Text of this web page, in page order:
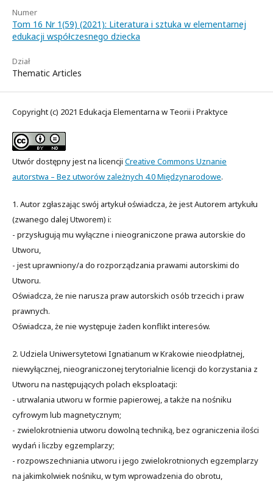
Numer
Tom 16 Nr 1(59) (2021): Literatura i sztuka w elementarnej
edukacji współczesnego dziecka
Dział
Thematic Articles
Copyright (c) 2021 Edukacja Elementarna w Teorii i Praktyce
Utwór dostępny jest na licencji Creative Commons Uznanie
autorstwa – Bez utworów zależnych 4.0 Międzynarodowe.
1. Autor zgłaszając swój artykuł oświadcza, że jest Autorem artykułu
(zwanego dalej Utworem) i:
- przysługują mu wyłączne i nieograniczone prawa autorskie do
Utworu,
- jest uprawniony/a do rozporządzania prawami autorskimi do
Utworu.
Oświadcza, że nie narusza praw autorskich osób trzecich i praw
prawnych.
Oświadcza, że nie występuje żaden konflikt interesów.
2. Udziela Uniwersytetowi Ignatianum w Krakowie nieodpłatnej,
niewyłącznej, nieograniczonej terytorialnie licencji do korzystania z
Utworu na następujących polach eksploatacji:
- utrwalania utworu w formie papierowej, a także na nośniku
cyfrowym lub magnetycznym;
- zwielokrotnienia utworu dowolną techniką, bez ograniczenia ilości
wydań i liczby egzemplarzy;
- rozpowszechniania utworu i jego zwielokrotnionych egzemplarzy
na jakimkolwiek nośniku, w tym wprowadzenia do obrotu,